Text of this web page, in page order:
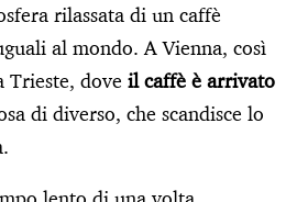
rilassata di un caffè
al mondo. A Vienna, così
Trieste, dove il caffè è arrivato
di diverso, che scandisce lo